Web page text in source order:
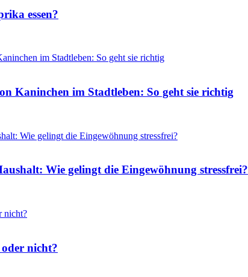
essen?
Kaninchen im Stadtleben: So geht sie richtig
Wie gelingt die Eingewöhnung stressfrei?
nicht?